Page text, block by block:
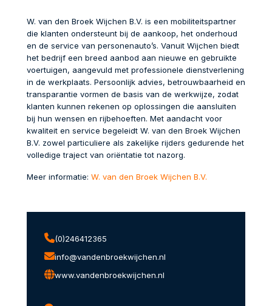
W. van den Broek Wijchen B.V. is een mobiliteitspartner
die klanten ondersteunt bij de aankoop, het onderhoud
en de service van personenauto’s. Vanuit Wijchen biedt
het bedrijf een breed aanbod aan nieuwe en gebruikte
voertuigen, aangevuld met professionele dienstverlening
in de werkplaats. Persoonlijk advies, betrouwbaarheid en
transparantie vormen de basis van de werkwijze, zodat
klanten kunnen rekenen op oplossingen die aansluiten
bij hun wensen en rijbehoeften. Met aandacht voor
kwaliteit en service begeleidt W. van den Broek Wijchen
B.V. zowel particuliere als zakelijke rijders gedurende het
volledige traject van oriëntatie tot nazorg.
Meer informatie: W. van den Broek Wijchen B.V.
(0)246412365
info@vandenbroekwijchen.nl
www.vandenbroekwijchen.nl